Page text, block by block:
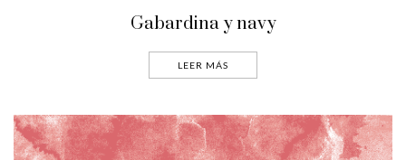
Gabardina y navy
LEER MÁS